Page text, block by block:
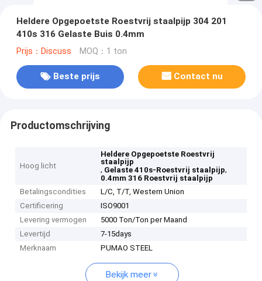
Heldere Opgepoetste Roestvrij staalpijp 304 201
410s 316 Gelaste Buis 0.4mm
Prijs：Discuss MOQ：1 ton
Beste prijs Contact nu
Productomschrijving
Hoog licht
Heldere Opgepoetste Roestvrij
staalpijp
, Gelaste 410s-Roestvrij staalpijp,
0.4mm 316 Roestvrij staalpijp
Betalingscondities
L/C, T/T, Western Union
Certificering
ISO9001
Levering vermogen
5000 Ton/Ton per Maand
Levertijd
7-15days
Merknaam
PUMAO STEEL
Bekijk meer